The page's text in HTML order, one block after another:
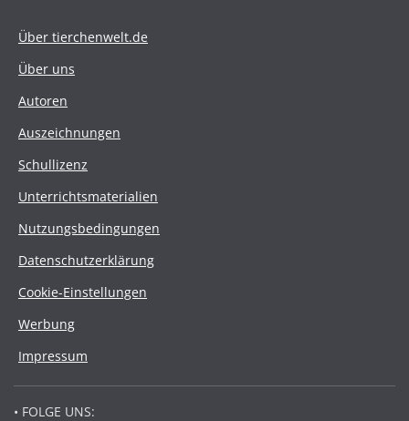
Über tierchenwelt.de
Über uns
Autoren
Auszeichnungen
Schullizenz
Unterrichtsmaterialien
Nutzungsbedingungen
Datenschutzerklärung
Cookie-Einstellungen
Werbung
Impressum
• FOLGE UNS: